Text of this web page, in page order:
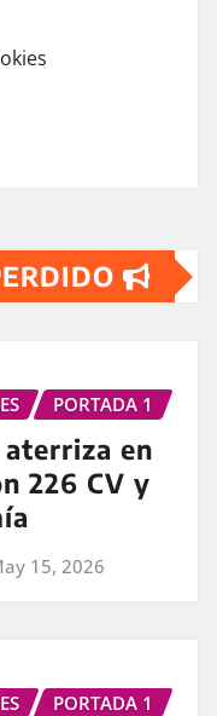
PORTADA 1
en
226 CV y
15, 2026
PORTADA 1